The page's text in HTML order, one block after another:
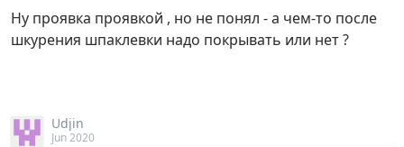
Ну проявка проявкой , но не понял - а чем-то после
шкурения шпаклевки надо покрывать или нет ?
Udjin
Jun 2020